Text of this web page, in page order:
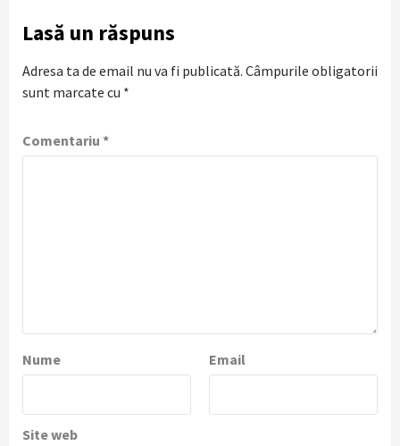
Lasă un răspuns
Adresa ta de email nu va fi publicată. Câmpurile obligatorii
sunt marcate cu *
Comentariu *
Nume Email
Site web